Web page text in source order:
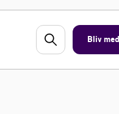
Bliv